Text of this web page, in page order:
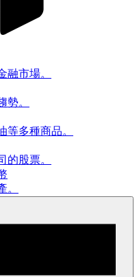
融市場。
勢。
等多種商品。
的股票。
。